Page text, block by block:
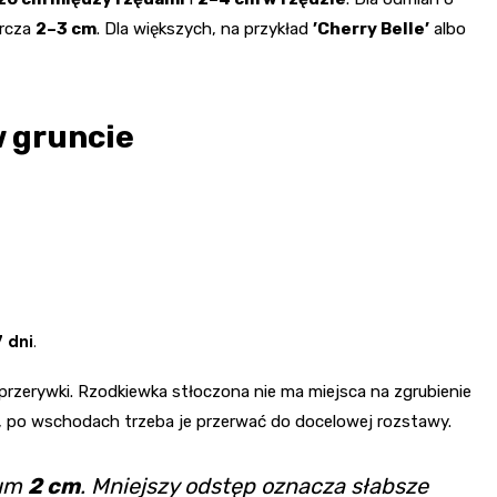
2–3 cm. Dla większych, na przykład ’Cherry Belle’ albo
gruncie
dni.
Rzodkiewka stłoczona nie ma miejsca na zgrubienie
wschodach trzeba je przerwać do docelowej rozstawy.
2 cm. Mniejszy odstęp oznacza słabsze